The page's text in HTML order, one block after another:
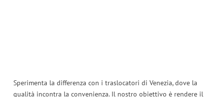
Sperimenta la differenza con i traslocatori di Venezia, dove la
qualità incontra la convenienza. Il nostro obiettivo è rendere il